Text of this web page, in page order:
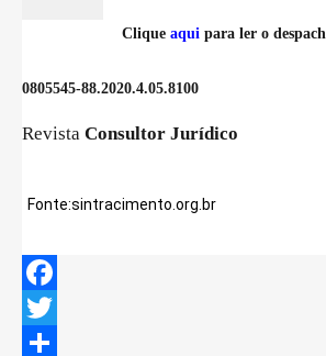
Clique aquipara ler o
0805545-88.2020.4.05.8100
Revista Consultor Jurídico
Fonte:sintracimento.org.br
F
aT